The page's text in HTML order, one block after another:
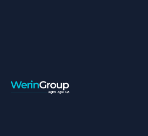
J2EE